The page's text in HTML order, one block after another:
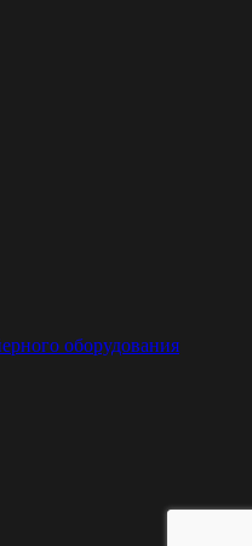
оборудования